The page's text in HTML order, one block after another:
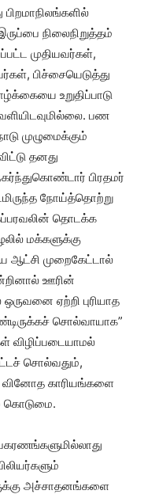
பிறமாநிலங்களில்
நிலைநிறுத்தம்
முதியவர்கள்,
பிச்சையெடுத்து
உறுதிப்பாடு
பண
முழுமைக்கும்
தனது
பிரதமர்
நோய்த்தொற்று
தொடக்க
மக்களுக்கு
ஆட்சி முறைகேட்டால்
ஊரின்
ஏற்றி புரியாத
சொல்வாயாக”
விழிப்படையாமல்
சொல்வதும்,
வினோத காரியங்களை
கொடுமை.
அச்சாதனங்களை